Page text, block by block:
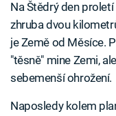
Na Štědrý den
zhruba dvou
je Země od Měsíce.
"těsně" mine Zemi,
sebemenší ohrožení.
Naposledy kolem